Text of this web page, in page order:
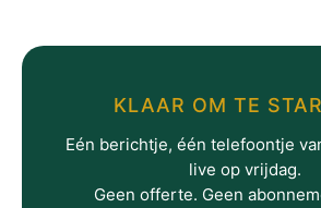
KLAAR OM TE
Eén berichtje, één telefoontje
live op vrijdag.
Geen offerte. Geen